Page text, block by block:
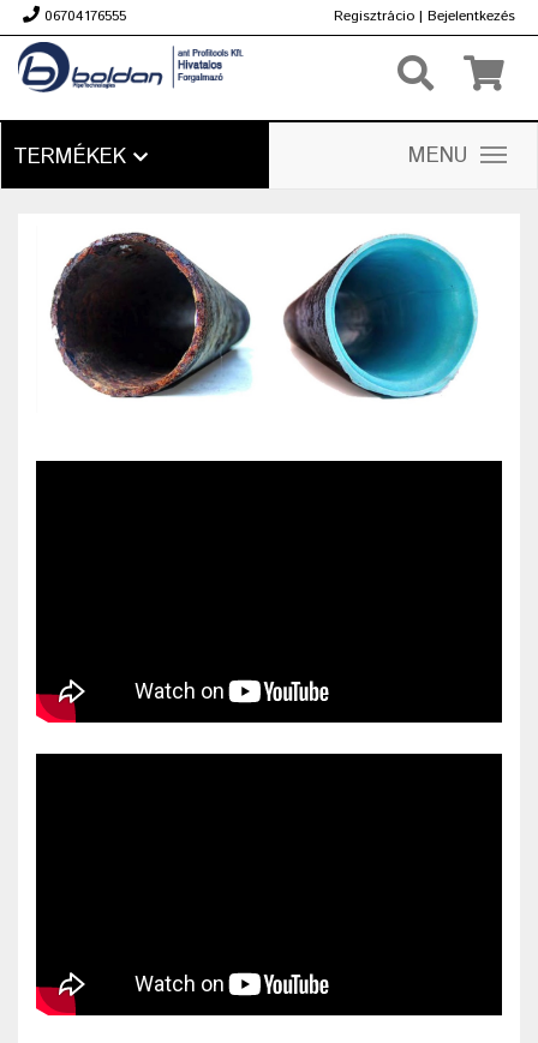
06704176555 Regisztrácio | Bejelentkezés
TERMÉKEK MENU